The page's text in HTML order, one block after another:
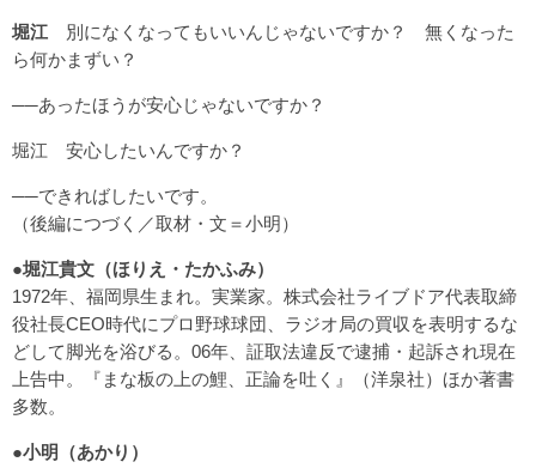
堀江 別になくなってもいいんじゃないですか？ 無くなった
ら何かまずい？
──あったほうが安心じゃないですか？
堀江 安心したいんですか？
──できればしたいです。
（後編につづく ／取材・文＝小明）
●堀江貴文（ほりえ・たかふみ）
1972年、福岡県生まれ。実業家。株式会社ライブドア代表取締
役社長CEO時代にプロ野球球団、ラジオ局の買収を表明するな
どして脚光を浴びる。06年、証取法違反で逮捕・起訴され現在
上告中。『まな板の上の鯉、正論を吐く』（洋泉社）ほか著書
多数。
●小明（あかり）